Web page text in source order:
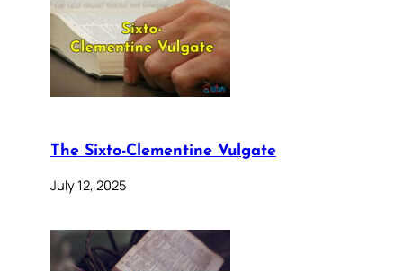
The Sixto-Clementine Vulgate
July 12, 2025